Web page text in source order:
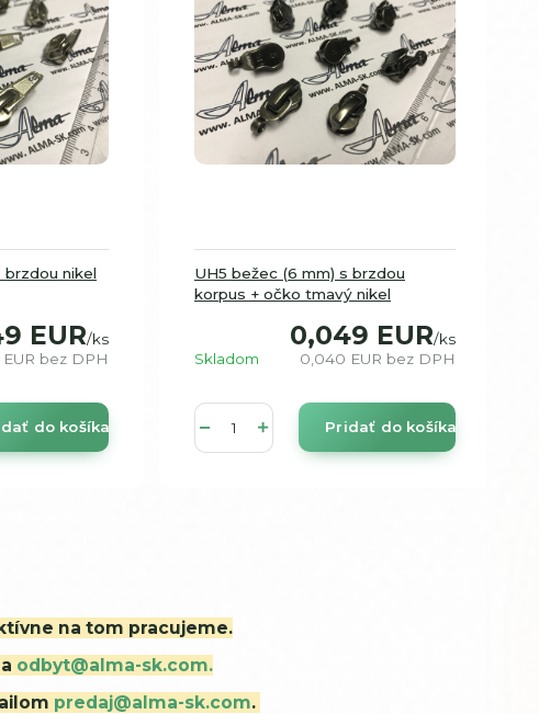
brzdou nikel
EUR/ks
bez DPH
do košíka
UH5 bežec (6 mm) s brzdou
korpus + očko tmavý nikel
0,049 EUR/ks
0,040 EUR bez DPH
Skladom
Pridať do košíka
na tom pracujeme.
odbyt@alma-sk.com.
predaj@alma-sk.com.